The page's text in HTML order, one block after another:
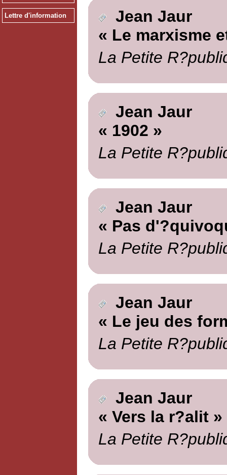
Lettre d'information
Jean Jaur
« Le marxisme
La Petite
Jean Jaur
« 1902 »
La Petite
Jean Jaur
« Pas
La Petite
Jean Jaur
« Le jeu des
La Petite
Jean Jaur
« Vers la r?alit »
La Petite